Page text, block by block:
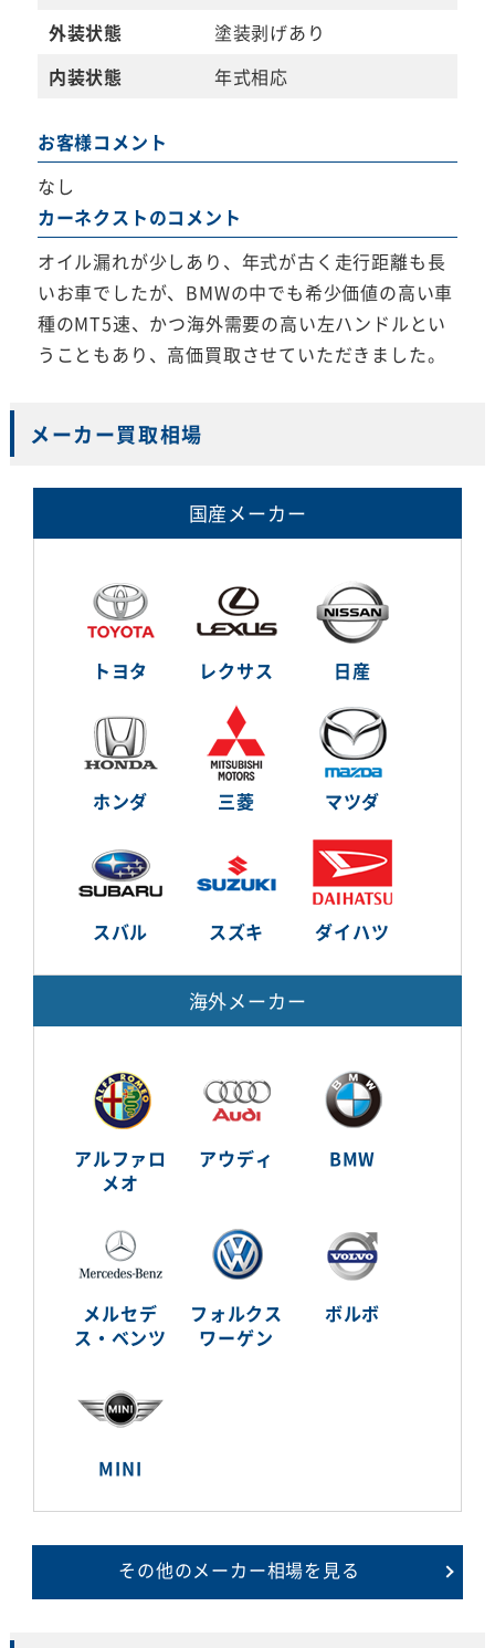
外装状態
塗装剥げあり
内装状態
年式相応
お客様コメント
なし
カーネクストのコメント
オイル漏れが少しあり、年式が古く走行距離も長
いお車でしたが、BMWの中でも希少価値の高い車
種のMT5速、かつ海外需要の高い左ハンドルとい
うこともあり、高価買取させていただきました。
メーカー買取相場
国産メーカー
トヨタ レクサス 日産
ホンダ 三菱 マツダ
スバル スズキ ダイハツ
海外メーカー
アルファロ
メオ
アウディ BMW
メルセデ
ス・ベンツ
フォルクス
ワーゲン
ボルボ
MINI
その他のメーカー相場を見る